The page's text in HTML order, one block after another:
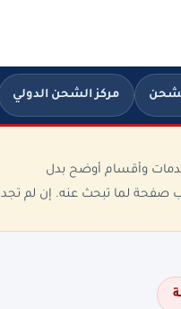
مركز الشحن الدولي
وأقسام أوضح بدل
صفحة لما تبحث عنه. إن لم تجد